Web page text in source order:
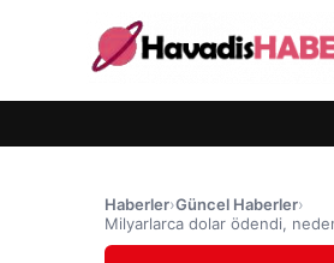
Haberler›Güncel Haberler›
Milyarlarca dolar ödendi,